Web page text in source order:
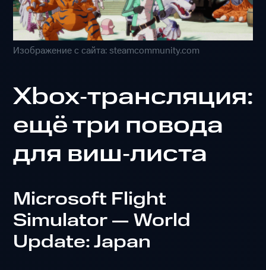
Изображение с сайта: steamcommunity.com
Xbox‑трансляция:
ещё три повода
для виш‑листа
Microsoft Flight
Simulator — World
Update: Japan